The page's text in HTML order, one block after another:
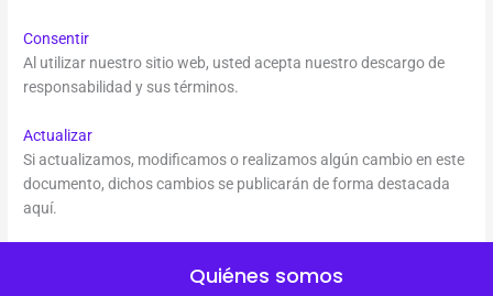
Consentir
Al utilizar nuestro sitio web, usted acepta nuestro descargo de
responsabilidad y sus términos.
Actualizar
Si actualizamos, modificamos o realizamos algún cambio en este
documento, dichos cambios se publicarán de forma destacada
aquí.
Quiénes somos